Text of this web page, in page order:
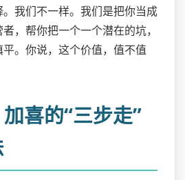
我们不一样。我们是把你当成
，帮你把一个一个潜在的坑，
。你说，这个价值，值不值
喜的“三步走”